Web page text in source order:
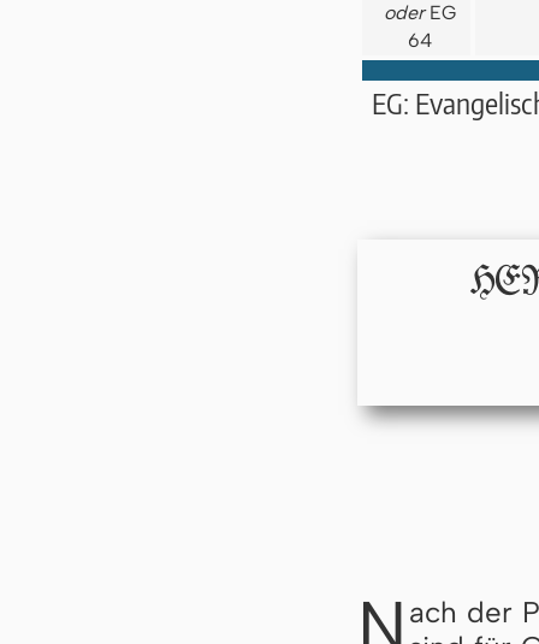
oderEG
64
EG:
N ach der